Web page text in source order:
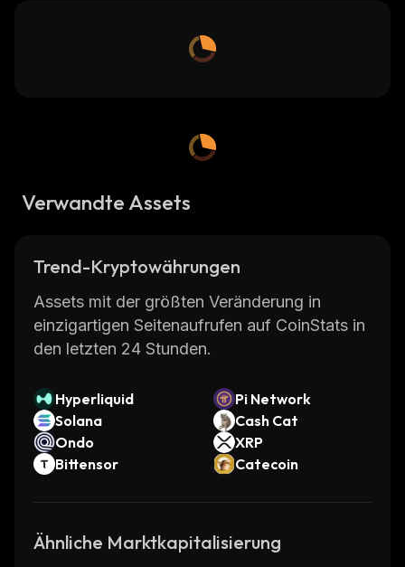
Verwandte Assets
Trend-Kryptowährungen
Assets mit der größten Veränderung in
einzigartigen Seitenaufrufen auf CoinStats in
den letzten 24 Stunden.
Hyperliquid
Pi Network
Solana
Cash Cat
Ondo
XRP
Bittensor
Catecoin
Ähnliche Marktkapitalisierung